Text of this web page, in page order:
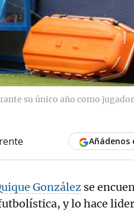
su único año como
Añádenos
González se
y lo hace